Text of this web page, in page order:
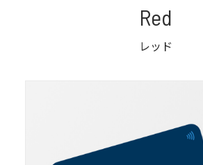
Red
レッド